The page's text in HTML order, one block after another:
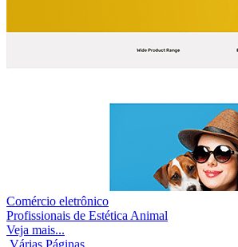
Comércio eletrônico
Profissionais de Estética Animal
Veja mais...
Várias Páginas